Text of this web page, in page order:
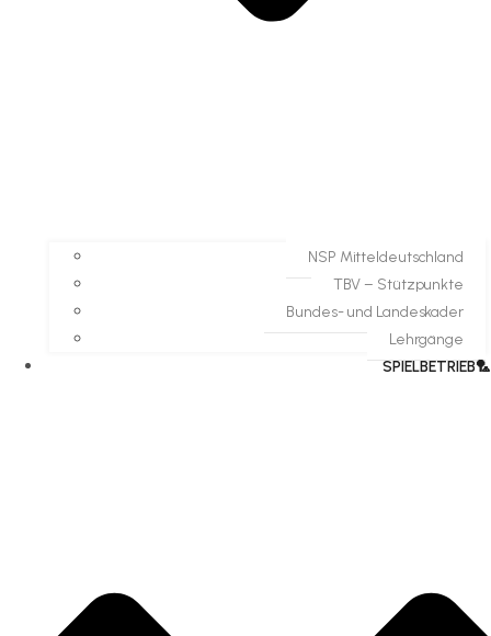
NSP Mitteldeutschland
TBV – Stützpunkte
Bundes- und Landeskader
Lehrgänge
SPIELBETRIEB🏸